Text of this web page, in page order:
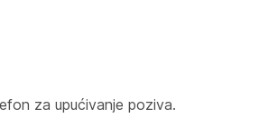
za upućivanje poziva.